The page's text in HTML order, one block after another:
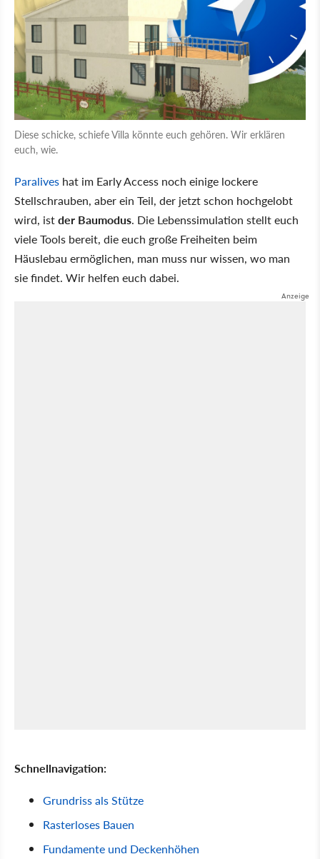
Diese schicke, schiefe Villa könnte euch gehören. Wir erklären
euch, wie.
Paralives hat im Early Access noch einige lockere
Stellschrauben, aber ein Teil, der jetzt schon hochgelobt
wird, istder Baumodus. Die Lebenssimulation stellt euch
viele Tools bereit, die euch große Freiheiten beim
Häuslebau ermöglichen, man muss nur wissen, wo man
sie findet. Wir helfen euch dabei.
Schnellnavigation:
Grundriss als Stütze
Rasterloses Bauen
Fundamente und Deckenhöhen